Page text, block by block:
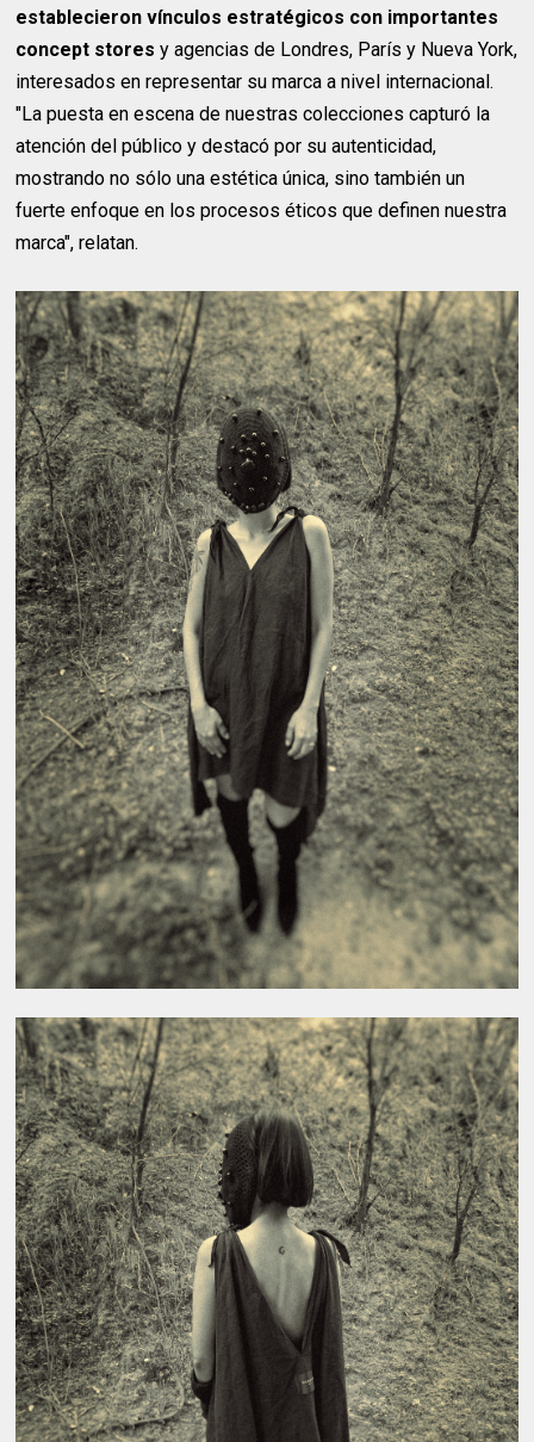
establecieron vínculos estratégicos con importantes
concept stores y agencias de Londres, París y Nueva York,
interesados en representar su marca a nivel internacional.
"La puesta en escena de nuestras colecciones capturó la
atención del público y destacó por su autenticidad,
mostrando no sólo una estética única, sino también un
fuerte enfoque en los procesos éticos que definen nuestra
marca", relatan.